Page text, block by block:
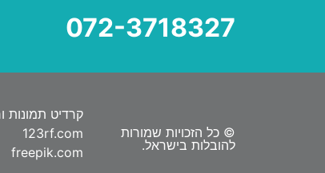
072-3718327
© כל הזכויות שמורות
להובלות בישראל.
קרדיט תמונות
123rf.com
freepik.com